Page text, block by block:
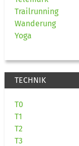
Trailrunning
Wanderung
Yoga
TECHNIK
T0
T1
T2
T3